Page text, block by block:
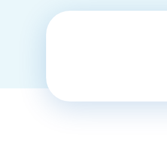
Подготовим